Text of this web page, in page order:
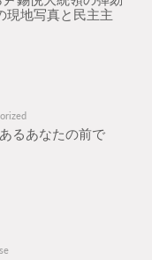
現地写真と民主主
るあなたの前で